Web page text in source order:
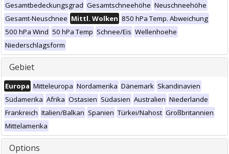
Gesamtbedeckungsgrad Gesamtschneehöhe Neuschneehöhe
Gesamt-Neuschnee Mittl. Wolken 850 hPa Temp. Abweichung
500 hPa Wind 50 hPa Temp Schnee/Eis Wellenhoehe
Niederschlagsform
Gebiet
Europa Mitteleuropa Nordamerika Dänemark Skandinavien
Südamerika Afrika Ostasien Südasien Australien Niederlande
Frankreich Italien/Balkan Spanien Türkei/Nahost Großbritannien
Mittelamerika
Options